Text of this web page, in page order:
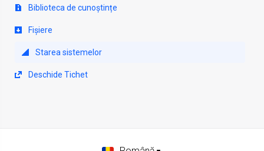
Biblioteca de cunoștințe
Fișiere
Starea sistemelor
Deschide Tichet